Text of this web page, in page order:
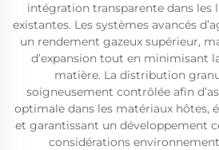
intégration transparente dans les
existantes. Les systèmes avancés
un rendement gazeux supérieur,
d’expansion tout en minimisant
matière. La distribution
soigneusement contrôlée afin
optimale dans les matériaux hôtes,
et garantissant un développement
considérations